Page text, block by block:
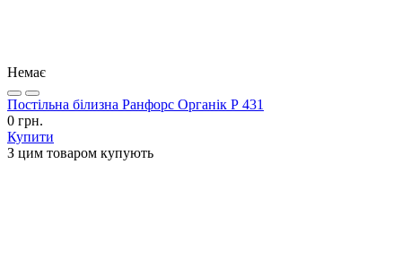
Немає
Постільна білизна Ранфорс Органік Р 431
0 грн.
Купити
З цим товаром купують